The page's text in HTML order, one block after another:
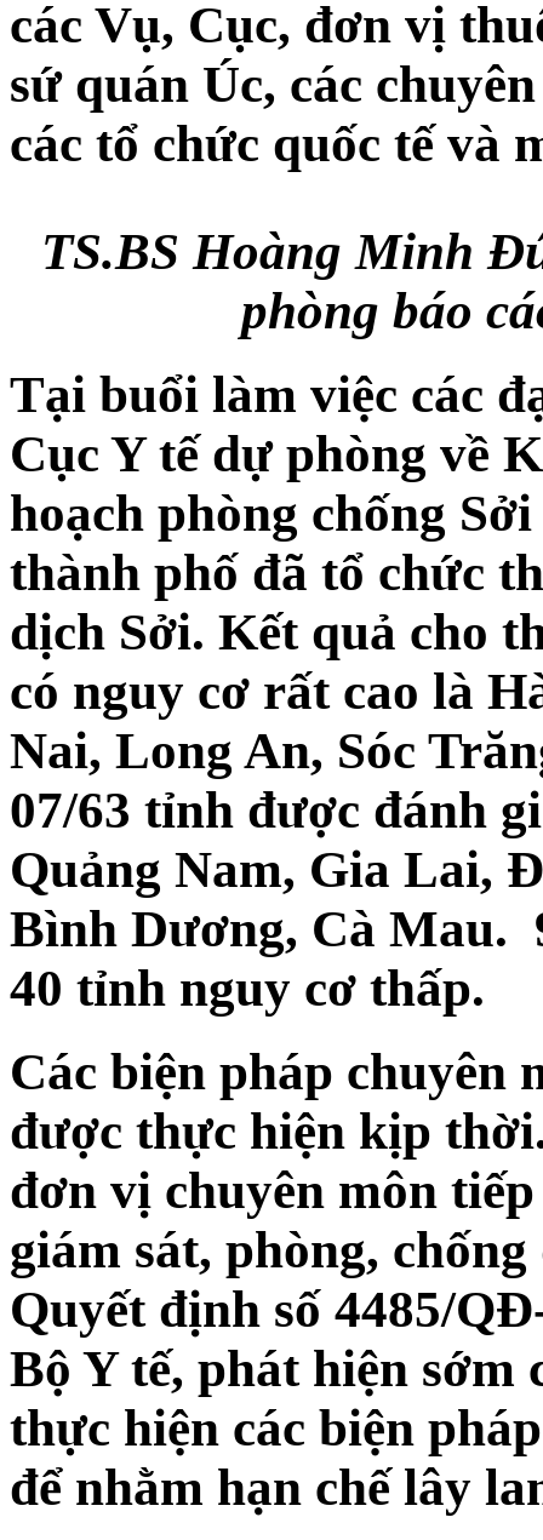
các Vụ, Cục, đơn vị
sứ quán Úc, các
các tổ chức quốc tế và
TS.BS Hoàng Minh
phòng báo
Tại buổi làm việc các
Cục Y tế dự phòng về
hoạch phòng chống
thành phố đã tổ chức
dịch Sởi. Kết quả cho
có nguy cơ rất cao là
Nai, Long An, Sóc
07/63 tỉnh được đánh
Quảng Nam, Gia Lai,
Bình Dương, Cà Mau.
40 tỉnh nguy cơ thấp.
Các biện pháp chuyên
được thực hiện kịp
đơn vị chuyên môn
giám sát, phòng,
Quyết định số 4485/
Bộ Y tế, phát hiện sớm
thực hiện các biện
để nhằm hạn chế lây